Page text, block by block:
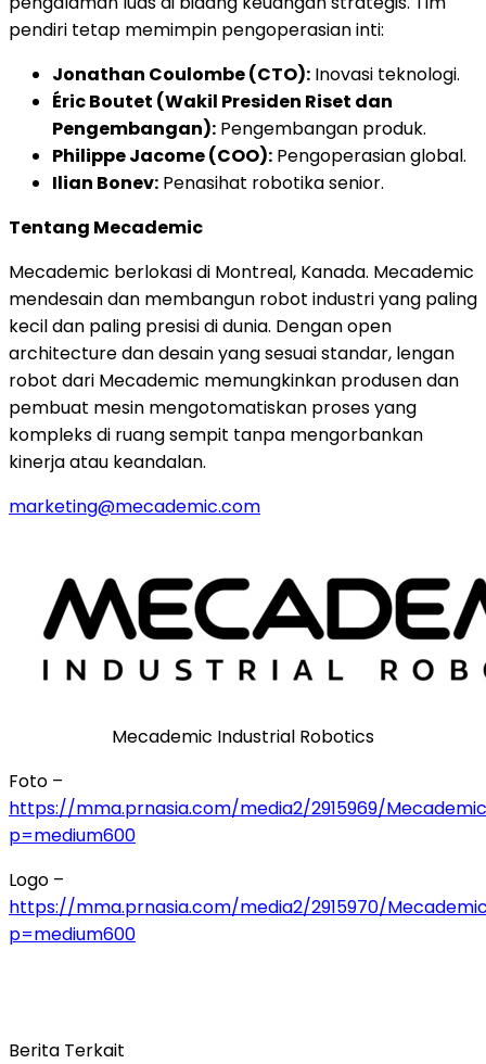
pendiri tetap memimpin pengoperasian inti:
Jonathan Coulombe (CTO): Inovasi teknologi.
Éric Boutet (Wakil Presiden Riset dan
Pengembangan): Pengembangan produk.
Philippe Jacome (COO): Pengoperasian global.
Ilian Bonev: Penasihat robotika senior.
Tentang Mecademic
Mecademic berlokasi di Montreal, Kanada. Mecademic
mendesain dan membangun robot industri yang paling
kecil dan paling presisi di dunia. Dengan open
architecture dan desain yang sesuai standar, lengan
robot dari Mecademic memungkinkan produsen dan
pembuat mesin mengotomatiskan proses yang
kompleks di ruang sempit tanpa mengorbankan
kinerja atau keandalan.
marketing@mecademic.com
Mecademic Industrial Robotics
Foto –
https://mma.prnasia.com/media2/2915969/
p=medium600
Logo –
https://mma.prnasia.com/media2/2915970/
p=medium600
Berita Terkait